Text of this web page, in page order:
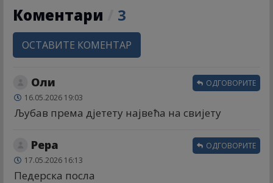
Коментари 3
ОСТАВИТЕ КОМЕНТАР
Оли
16.05.2026 19:03
Љубав према дјетету највећа на свијету
ОДГОВОРИТЕ
Рера
17.05.2026 16:13
Педерска посла
ОДГОВОРИТЕ